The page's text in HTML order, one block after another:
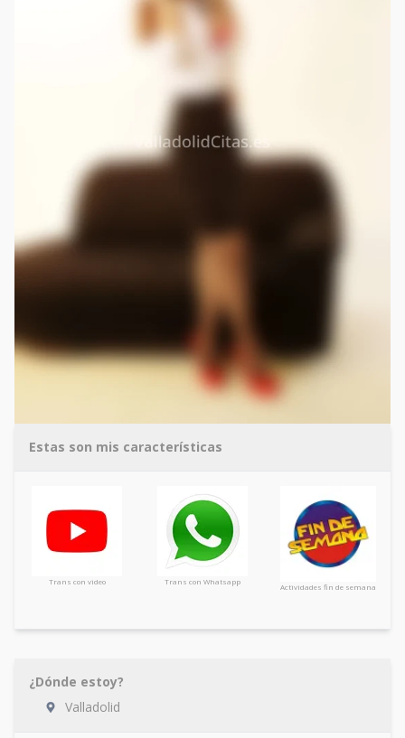
Estas son mis características
Trans con video Trans con Whatsapp
Actividades fin de semana
¿Dónde estoy?
Valladolid